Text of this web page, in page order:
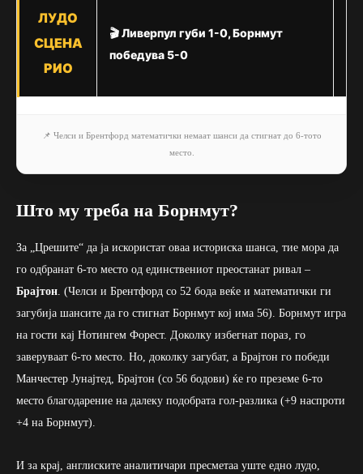
ЛУДО
СЦЕНА
РИО
🎬 Ливерпул губи 1-0, Борнмут
победува 5-0
📌 Челси и Брентфорд математички немаат шанси да стигнат до 6-тото
место.
Што му треба на Борнмут?
За „Црешите“ да ја искористат оваа историска шанса, тие мора да
го одбранат 6-то место од единствениот преостанат ривал –
Брајтон . (Челси и Брентфорд со 52 бода веќе и математички ги
загубија шансите да го стигнат Борнмут кој има 56). Борнмут игра
на гости кај Нотингем Форест. Доколку избегнат пораз, го
заверуваат 6-то место. Но, доколку загубат, а Брајтон го победи
Манчестер Јунајтед, Брајтон (со 56 бодови) ќе го преземе 6-то
место благодарение на далеку подобрата гол-разлика (+9 наспроти
+4 на Борнмут).
И за крај, англиските аналитичари пресметаа уште едно лудо,